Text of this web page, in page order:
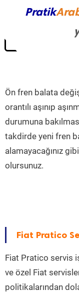
Pratik
Ön fren balata
orantılı aşınıp
durumuna
takdirde yeni fren
alamayacağınız
olursunuz.
Fiat Pratico
Fiat Pratico servis
ve özel Fiat
politikalarından